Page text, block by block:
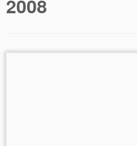
2008